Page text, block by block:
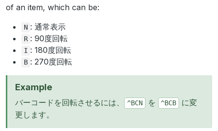
of an item, which can be:
N : 通常表示
R : 90度回転
I : 180度回転
B : 270度回転
Example
バーコードを回転させるには、 ^BCN を ^BCB
に変
更します。